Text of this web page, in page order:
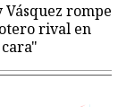
rompe
rival en